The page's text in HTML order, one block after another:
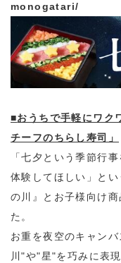
monogatari/
■おうちで手軽にワク
チーフのちらし寿司」
「七夕という季節行
体験してほしい」と
の川』とお子様向け
た。
お重を夜空のキャン
川"や"星"を巧みに表